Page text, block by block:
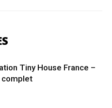
Tiny House France –
complet